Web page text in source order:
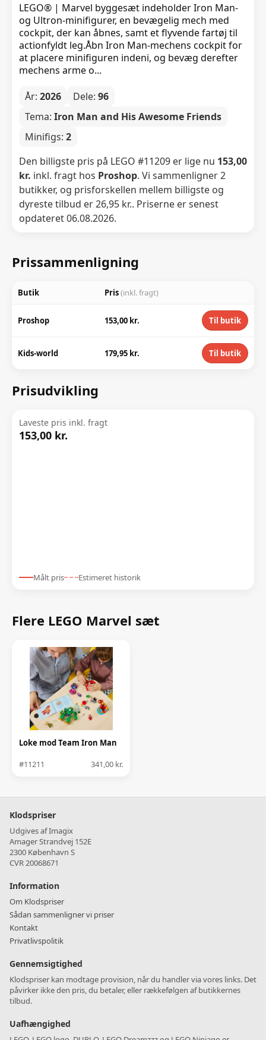
LEGO® | Marvel byggesæt indeholder Iron Man-
og Ultron-minifigurer, en bevægelig mech med
cockpit, der kan åbnes, samt et flyvende fartøj til
actionfyldt leg.Åbn Iron Man-mechens cockpit for
at placere minifiguren indeni, og bevæg derefter
mechens arme o...
År: 2026 Dele: 96
Tema: Iron Man and His Awesome Friends
Minifigs: 2
Den billigste pris på LEGO #11209 er lige nu 153,00
kr. inkl. fragt hos Proshop. Vi sammenligner 2
butikker, og prisforskellen mellem billigste og
dyreste tilbud er 26,95 kr.. Priserne er senest
opdateret 06.08.2026.
Prissammenligning
Butik Pris(inkl. fragt)
Proshop 153,00 kr. Til butik
Kids-world 179,95 kr. Til butik
Prisudvikling
Laveste pris inkl. fragt
153,00 kr.
Målt pris Estimeret historik
Flere LEGO Marvel sæt
Loke mod Team Iron Man
#11211 341,00 kr.
Klodspriser
Udgives af Imagix
Amager Strandvej 152E
2300 København S
CVR 20068671
Information
Om Klodspriser
Sådan sammenligner vi priser
Kontakt
Privatlivspolitik
Gennemsigtighed
Klodspriser kan modtage provision, når du handler via vores links. Det
påvirker ikke den pris, du betaler, eller rækkefølgen af butikkernes
tilbud.
Uafhængighed